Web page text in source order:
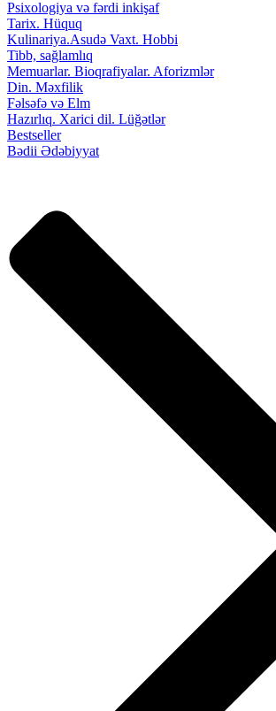
Psixologiya və fərdi inkişaf
Tarix. Hüquq
Kulinariya.Asudə Vaxt. Hobbi
Tibb, sağlamlıq
Memuarlar. Bioqrafiyalar. Aforizmlər
Din. Məxfilik
Fəlsəfə və Elm
Hazırlıq. Xarici dil. Lüğətlər
Bestseller
Bədii Ədəbiyyat